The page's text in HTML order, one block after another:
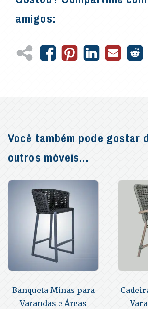
amigos:
Você também pode gostar
outros móveis...
Banqueta Minas para
Varandas e Áreas